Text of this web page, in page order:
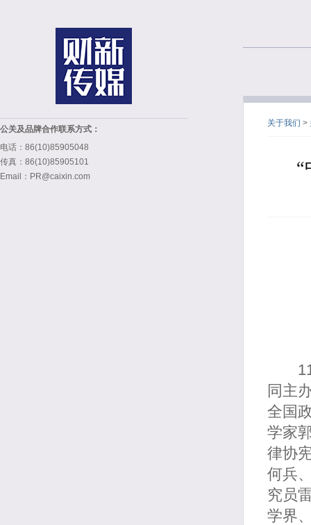
公关及品牌合作联系方式：
电话：86(10)85905048
传真：86(10)85905101
Email：PR@caixin.com
关于我们 >
“
11
同主
全国
学家
律协
何兵
究员
学界